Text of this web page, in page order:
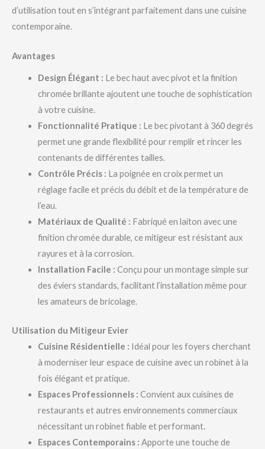
d’utilisation tout en s’intégrant parfaitement dans une cuisine
contemporaine.
Avantages
Design Élégant : Le bec haut avec pivot et la finition
chromée brillante ajoutent une touche de sophistication
à votre cuisine.
Fonctionnalité Pratique : Le bec pivotant à 360 degrés
permet une grande flexibilité pour remplir et rincer les
contenants de différentes tailles.
Contrôle Précis : La poignée en croix permet un
réglage facile et précis du débit et de la température de
l’eau.
Matériaux de Qualité : Fabriqué en laiton avec une
finition chromée durable, ce mitigeur est résistant aux
rayures et à la corrosion.
Installation Facile : Conçu pour un montage simple sur
des éviers standards, facilitant l’installation même pour
les amateurs de bricolage.
Utilisation du Mitigeur Evier
Cuisine Résidentielle : Idéal pour les foyers cherchant
à moderniser leur espace de cuisine avec un robinet à la
fois élégant et pratique.
Espaces Professionnels : Convient aux cuisines de
restaurants et autres environnements commerciaux
nécessitant un robinet fiable et performant.
Espaces Contemporains : Apporte une touche de